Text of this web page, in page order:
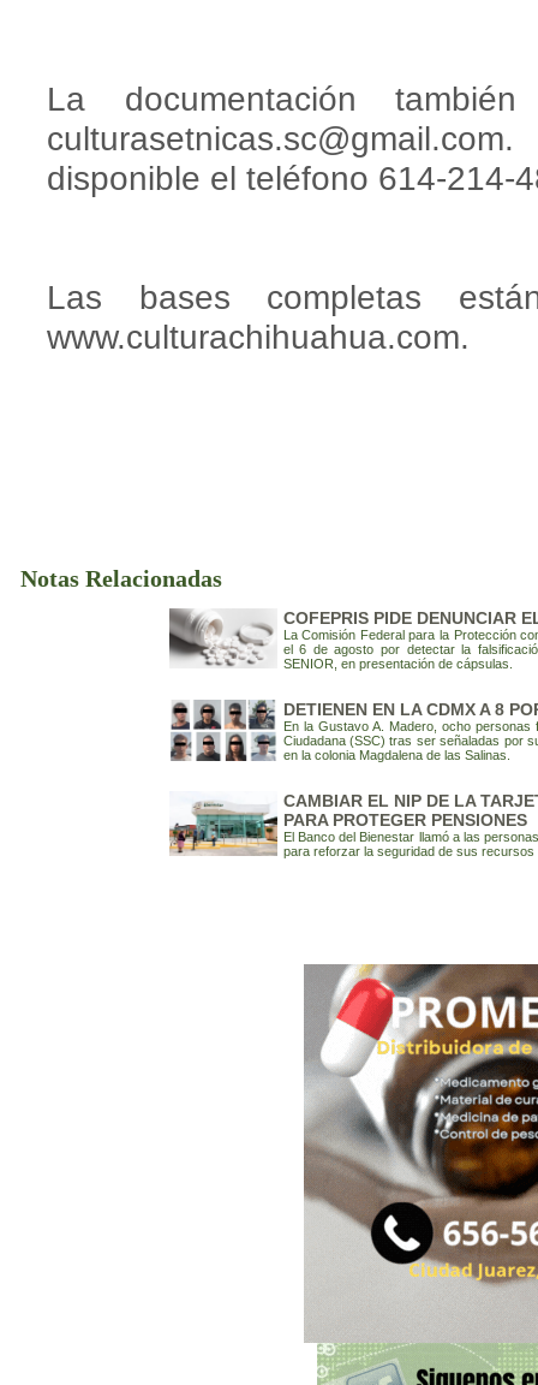
La documentación
culturasetnicas.sc@gmail.com.
disponible el teléfono 614-214-
Las bases completas
www.culturachihuahua.com.
Notas Relacionadas
COFEPRIS PIDE DENUNCIAR
La Comisión Federal para la Protección
el 6 de agosto por detectar la
SENIOR, en presentación de cápsulas.
DETIENEN EN LA CDMX A 8
En la Gustavo A. Madero, ocho
Ciudadana (SSC) tras ser señaladas por
en la colonia Magdalena de las Salinas.
CAMBIAR EL NIP DE LA
PARA PROTEGER PENSIONES
El Banco del Bienestar llamó a las
para reforzar la seguridad de sus